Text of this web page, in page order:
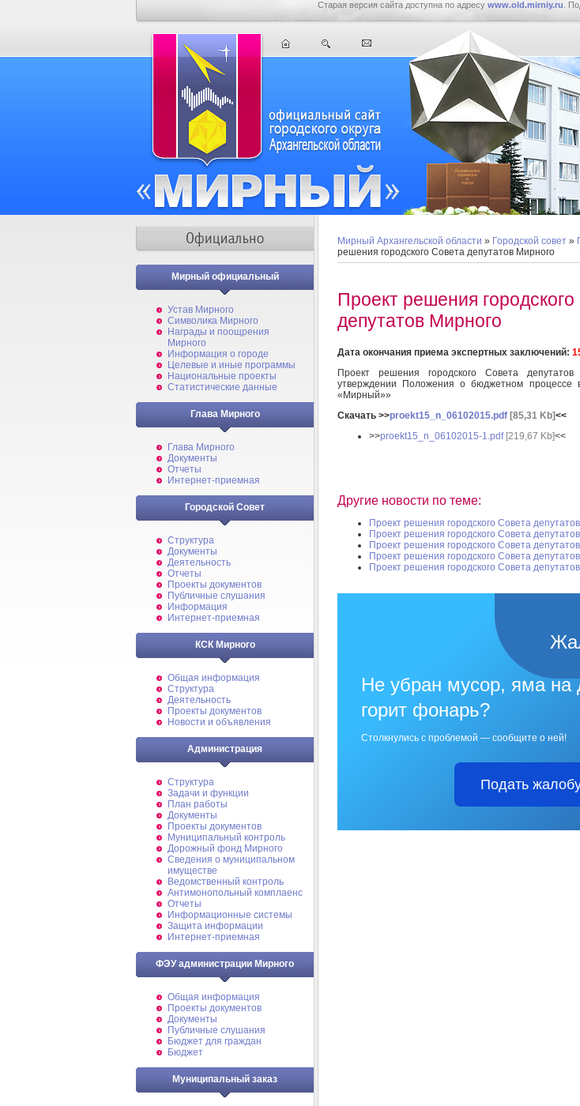
Старая версия сайта доступна по адресу www.old.mirniy.ru .
Мирный официальный
Устав Мирного
Символика Мирного
Награды и поощрения
Мирного
Информация о городе
Целевые и иные программы
Национальные проекты
Статистические данные
Глава Мирного
Глава Мирного
Документы
Отчеты
Интернет-приемная
Городской Совет
Структура
Документы
Деятельность
Отчеты
Проекты документов
Публичные слушания
Информация
Интернет-приемная
КСК Мирного
Общая информация
Структура
Деятельность
Проекты документов
Новости и объявления
Администрация
Структура
Задачи и функции
План работы
Документы
Проекты документов
Муниципальный контроль
Дорожный фонд Мирного
Cведения о муниципальном
имуществе
Ведомственный контроль
Антимонопольный комплаенс
Отчеты
Информационные системы
Защита информации
Интернет-приемная
ФЭУ администрации Мирного
Общая информация
Проекты документов
Документы
Публичные слушания
Бюджет для граждан
Бюджет
Муниципальный заказ
Мирный Архангельской области » Городской совет »
решения городского Совета депутатов Мирного
Проект решения
депутатов Мирного
Дата окончания приема экспертных заключений:
Проект решения городского Совета
утверждении Положения о бюджетном процессе
«Мирный»»
Скачать >>proekt15_n_06102015.pdf [85,31 Kb]<<
>>proekt15_n_06102015-1.pdf[219,67 Kb]<<
Другие новости по теме:
Проект решения городского Совета
Проект решения городского Совета
Проект решения городского Совета
Проект решения городского Совета
Проект решения городского Совета
Не убран мусор, яма на
горит фонарь?
Столкнулись с проблемой — сообщите о ней!
Подать